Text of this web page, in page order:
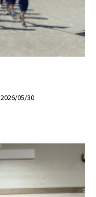
2026/05/30